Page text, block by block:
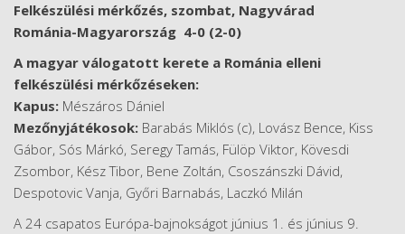
Felkészülési mérkőzés, szombat, Nagyvárad
Románia-Magyarország 4-0 (2-0)
A magyar válogatott kerete a Románia elleni
felkészülési mérkőzéseken:
Kapus: Mészáros Dániel
Mezőnyjátékosok: Barabás Miklós (c), Lovász Bence, Kiss
Gábor, Sós Márkó, Seregy Tamás, Fülöp Viktor, Kövesdi
Zsombor, Kész Tibor, Bene Zoltán, Csoszánszki Dávid,
Despotovic Vanja, Győri Barnabás, Laczkó Milán
A 24 csapatos Európa-bajnokságot június 1. és június 9.